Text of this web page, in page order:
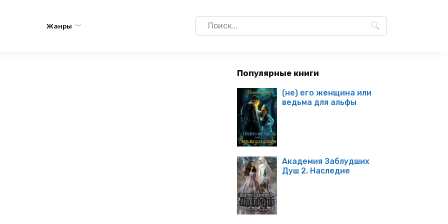
Жанры
Search
for:
Популярные книги
(не) его женщина или
ведьма для альфы
Академия Заблудших
Душ 2. Наследие